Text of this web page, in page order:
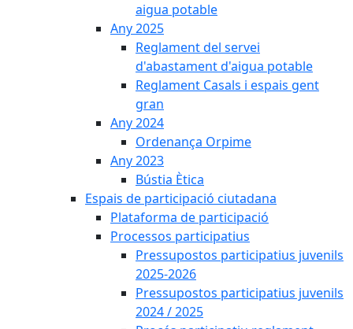
aigua potable
Any 2025
Reglament del servei
d'abastament d'aigua potable
Reglament Casals i espais gent
gran
Any 2024
Ordenança Orpime
Any 2023
Bústia Ètica
Espais de participació ciutadana
Plataforma de participació
Processos participatius
Pressupostos participatius juvenils
2025-2026
Pressupostos participatius juvenils
2024 / 2025